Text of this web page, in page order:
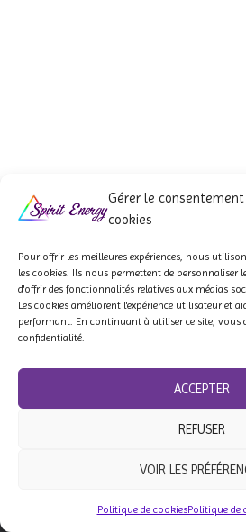
Gérer le
cookies
Pour offrir les meilleures expériences, nous
les cookies. Ils nous permettent de personnaliser
d'offrir des fonctionnalités relatives aux médias
Les cookies améliorent l'expérience utilisateur et
performant. En continuant à utiliser ce site, vous
confidentialité.
ACCEPTER
REFUSER
VOIR LES
Politique de cookiesPolitique de
QUI SOMMES-NOUS ? À PROPOS
POLITIQUE DE REMBOURSEMENT
DROIT DE RÉTRACTATION
© 2018-2026 SPIRIT ENERGY - Bijoux